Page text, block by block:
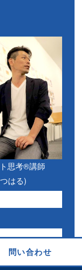
思考®講師
はる)
問い合わせ